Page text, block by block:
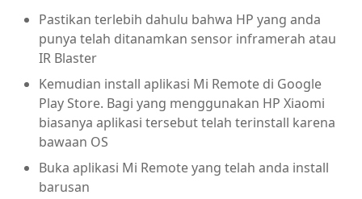
Pastikan terlebih dahulu bahwa HP yang anda
punya telah ditanamkan sensor inframerah atau
IR Blaster
Kemudian install aplikasi Mi Remote di Google
Play Store. Bagi yang menggunakan HP Xiaomi
biasanya aplikasi tersebut telah terinstall karena
bawaan OS
Buka aplikasi Mi Remote yang telah anda install
barusan